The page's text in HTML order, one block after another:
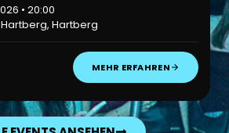
• 20:00
Hartberg
MEHR ERFAHREN